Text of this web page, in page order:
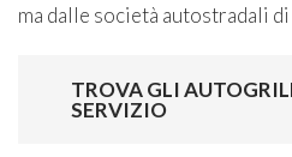
ma dalle società autostradali
TROVA GLI
SERVIZIO